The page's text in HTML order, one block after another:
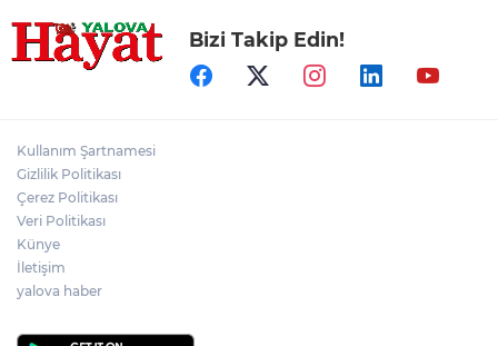
Bizi Takip Edin!
Kullanım Şartnamesi
Gizlilik Politikası
Çerez Politikası
Veri Politikası
Künye
İletişim
yalova haber